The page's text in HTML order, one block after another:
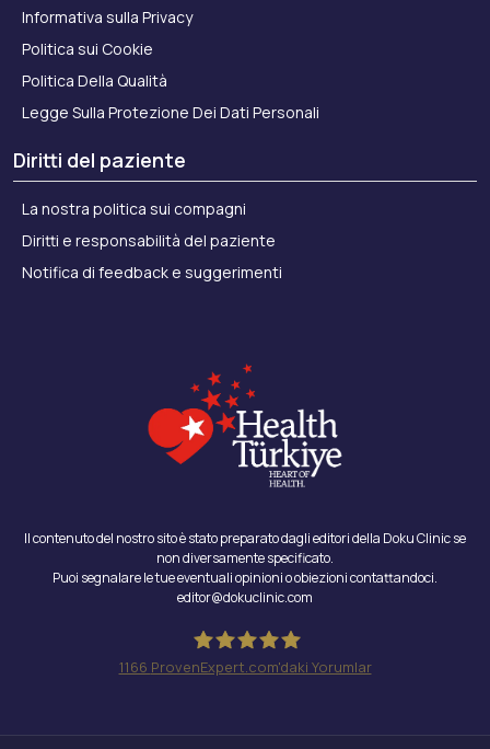
Informativa sulla Privacy
Politica sui Cookie
Politica Della Qualità
Legge Sulla Protezione Dei Dati Personali
Diritti del paziente
La nostra politica sui compagni
Diritti e responsabilità del paziente
Notifica di feedback e suggerimenti
Il contenuto del nostro sito è stato preparato dagli editori della Doku Clinic se
non diversamente specificato.
Puoi segnalare le tue eventuali opinioni o obiezioni contattandoci.
editor@dokuclinic.com
1166 ProvenExpert.com'daki Yorumlar